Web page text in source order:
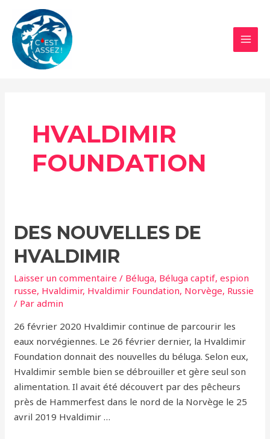
contenu
HVALDIMIR
FOUNDATION
DES NOUVELLES DE
HVALDIMIR
Laisser un commentaire / Béluga, Béluga captif,espion
russe, Hvaldimir, Hvaldimir Foundation, Norvège, Russie
/ Paradmin
26 février 2020 Hvaldimir continue de parcourir les
eaux norvégiennes. Le 26 février dernier, la Hvaldimir
Foundation donnait des nouvelles du béluga. Selon eux,
Hvaldimir semble bien se débrouiller et gère seul son
alimentation. Il avait été découvert par des pêcheurs
près de Hammerfest dans le nord de la Norvège le 25
avril 2019 Hvaldimir …